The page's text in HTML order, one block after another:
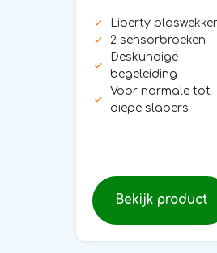
Liberty plaswekker
2 sensorbroeken
Deskundige
begeleiding
Voor normale tot
diepe slapers
Bekijk product